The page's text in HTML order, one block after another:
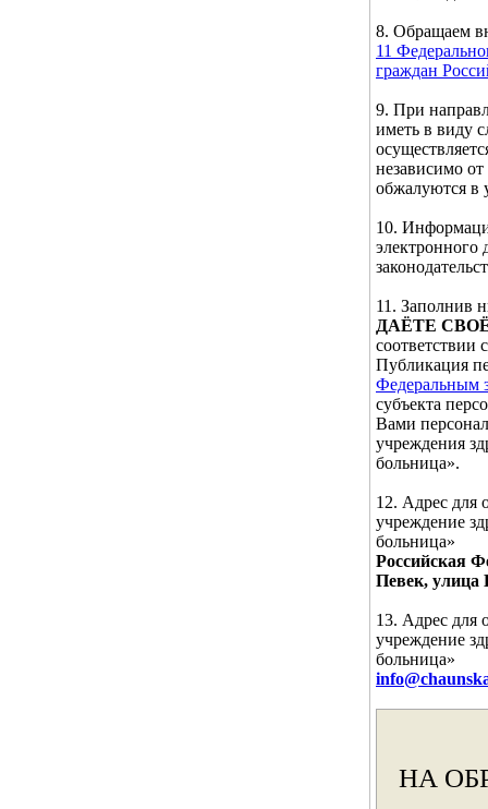
8. Обращаем
11
граждан
9. При
иметь в виду
независимо
обжалуются в
10.
электронного
11. Заполнив
ДАЁТЕ
соответствии
Публикация
Федеральным
субъекта
Вами
учреждения
больница».
12. Адрес для
учреждение
больница»
Российская
Певек, улица
13. Адрес для
учреждение
больница»
НА